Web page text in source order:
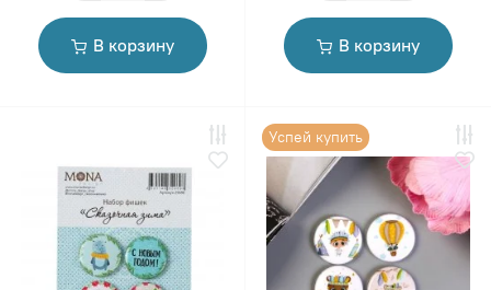
В корзину В корзину
Успей купить